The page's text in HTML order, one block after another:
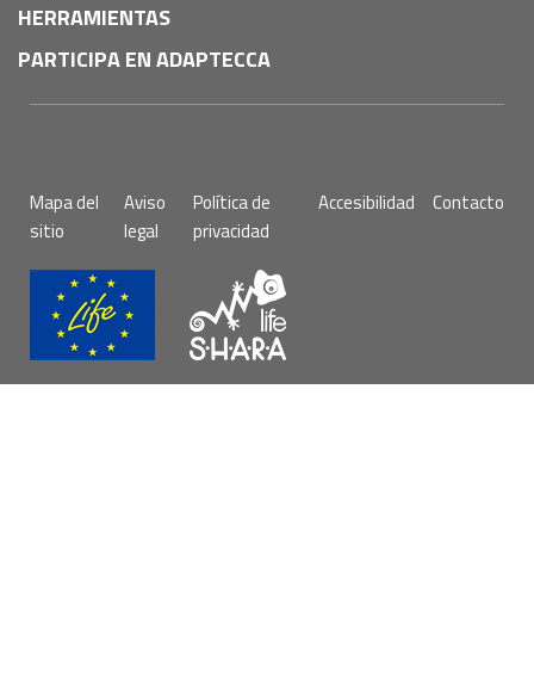
HERRAMIENTAS
PARTICIPA EN ADAPTECCA
de
página
Mapa del
sitio
Aviso
legal
Política de
privacidad
Accesibilidad Contacto